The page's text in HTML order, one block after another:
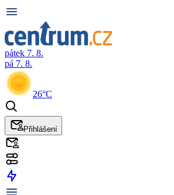
pátek 7. 8.
pá 7. 8.
26°C
Přihlášení